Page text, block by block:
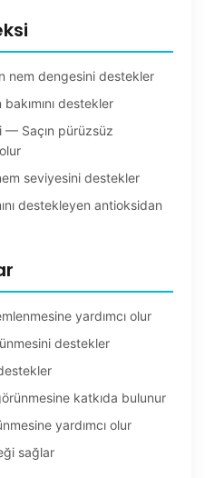
nem dengesini destekler
destekler
— Saçın pürüzsüz
seviyesini destekler
destekleyen antioksidan
yardımcı olur
destekler
katkıda bulunur
yardımcı olur
sağlar